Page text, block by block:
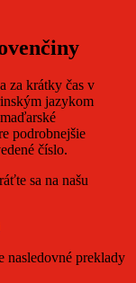
za krátky čas v
jazykom
podrobnejšie
číslo.
sa na našu
nasledovné preklady